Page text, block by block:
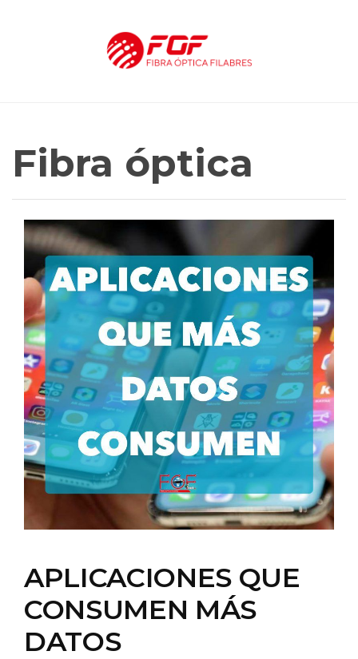
Fibra óptica
APLICACIONES QUE
CONSUMEN MÁS
DATOS